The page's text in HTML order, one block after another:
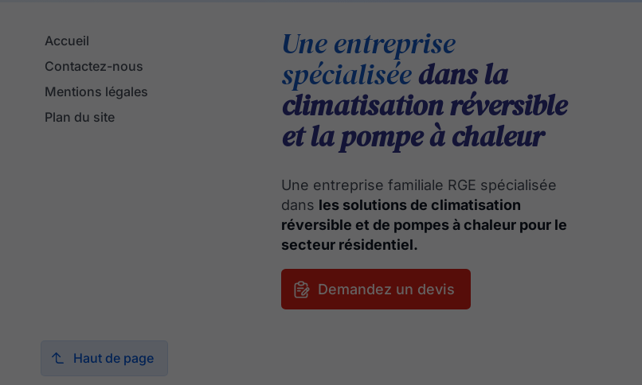
Accueil
Contactez-nous
Mentions légales
Plan du site
Une entreprise
spécialiséedans la
climatisation réversible
et la pompe à chaleur
Une entreprise familiale RGE spécialisée
dans les solutions de climatisation
réversible et de pompes à chaleur pour le
secteur résidentiel.
Demandez un devis
Haut de page